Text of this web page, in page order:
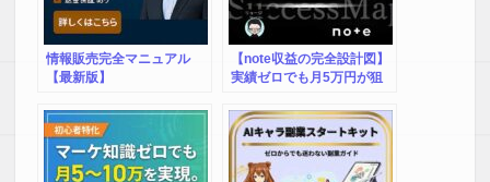
情報販売完全マニュアル
【最新版】
【note収益の完全設計図】
実績ゼロでも月5万円が狙
開！